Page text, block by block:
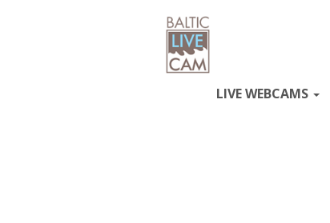
LIVE WEBCAMS